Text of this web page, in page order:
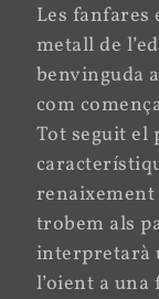
Les fanfares
metall de
benvinguda
com
Tot seguit el
trobem als
interpretarà
l’oient a una